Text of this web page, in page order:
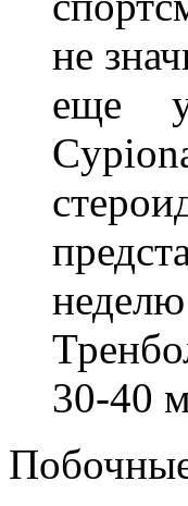
не
еще
30-40